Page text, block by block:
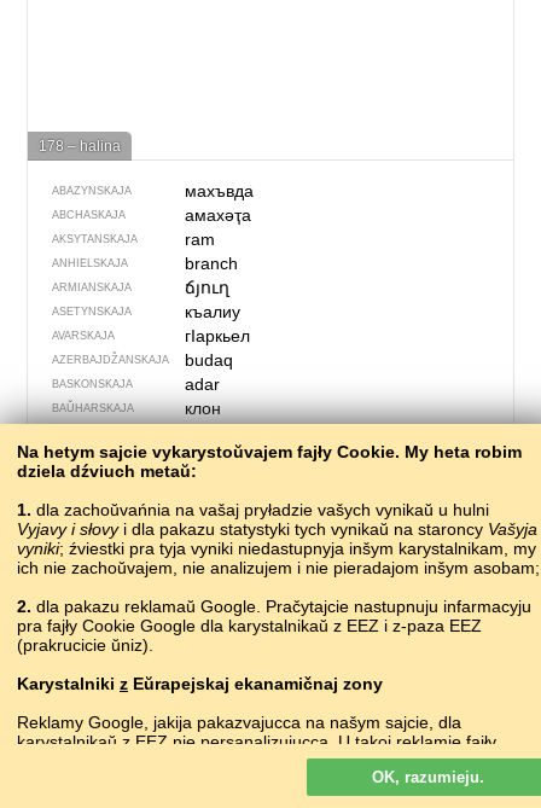
178 – halina
ABAZYNSKAJA махъвда
ABCHASKAJA амахәҭа
AKSYTANSKAJA ram
ANHIELSKAJA branch
ARMIANSKAJA ճյուղ
ASETYNSKAJA къалиу
AVARSKAJA гIаркьел
AZERBAJDŽAN­SKAJA budaq
BASKONSKAJA adar
BAŬHARSKAJA клон
ČESKAJA větev
CHARVACKAJA grana
DACKAJA gren
ERZIANSKAJA тарад
ESPERANTA branĉo
ESTONSKAJA puuharu
FARERSKAJA grein
FINSKAJA oksa
FRANCUSKAJA
ram
rama
HRECKAJA κλαδί
HRUZINSKAJA რტოrtʼɔ
Na hetym sajcie vykarystoŭvajem fajły Cookie. My heta robim
dziela dźviuch metaŭ:
1. dla zachoŭvańnia na vašaj pryładzie vašych vynikaŭ u hulni
Vyjavy i słovyi dla pakazu statystyki tych vynikaŭ na staroncy Vašyja
vyniki; źviestki pra tyja vyniki niedastupnyja inšym karystalnikam, my
ich nie zachoŭvajem, nie analizujem i nie pieradajom inšym asobam;
2. dla pakazu reklamaŭ Google. Pračytajcie nastupnuju infarmacyju
pra fajły Cookie Google dla karystalnikaŭ z EEZ i z-paza EEZ
(prakrucicie ŭniz).
Karystalniki z Eŭrapejskaj ekanamičnaj zony
Reklamy Google, jakija pakazvajucca na našym sajcie, dla
karystalnikaŭ z EEZ nie persanalizujucca. U takoj reklamie fajły
cookie nie vykarystoŭvajucca dla persanalizacyi abjavaŭ, ale słužać
dla abmiežavańnia častaty pakazaŭ, padrych­toŭki zvodnych
spravazdač, a taksama dla abarony ad machlarstva i złoŭžyvańnia.
OK, razumieju.